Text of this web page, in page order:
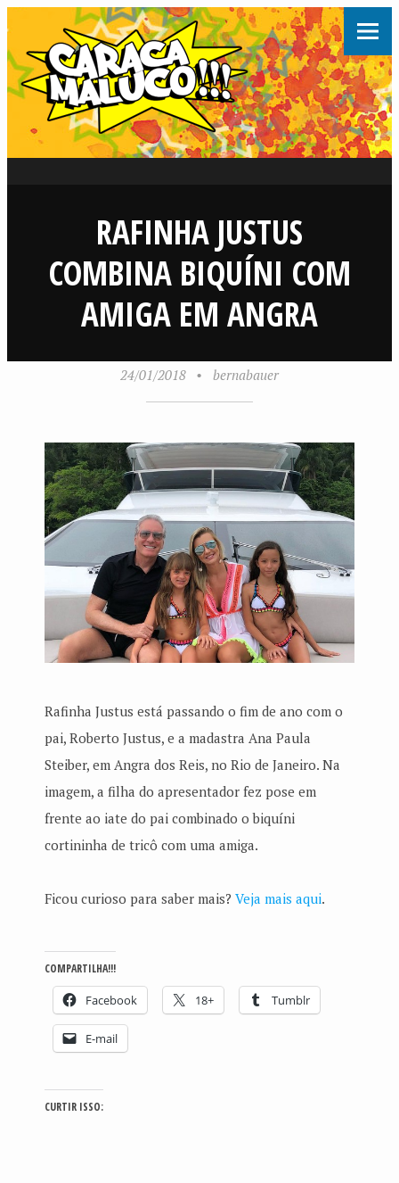
RAFINHA JUSTUS
COMBINA BIQUÍNI COM
AMIGA EM ANGRA
24/01/2018 • bernabauer
Rafinha Justus está passando o fim de ano com o
pai, Roberto Justus, e a madastra Ana Paula
Steiber, em Angra dos Reis, no Rio de Janeiro. Na
imagem, a filha do apresentador fez pose em
frente ao iate do pai combinado o biquíni
cortininha de tricô com uma amiga.
Ficou curioso para saber mais? Veja mais aqui.
COMPARTILHA!!!
Facebook 18+ Tumblr
E-mail
CURTIR ISSO: